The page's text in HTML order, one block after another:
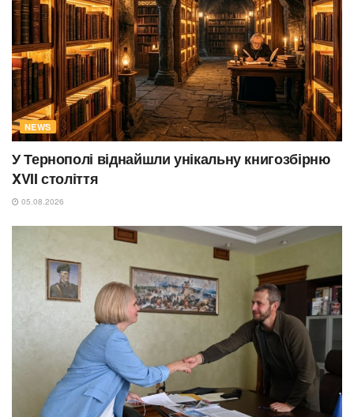
NEWS
У Тернополі віднайшли унікальну книгозбірню
XVII століття
05.08.2026